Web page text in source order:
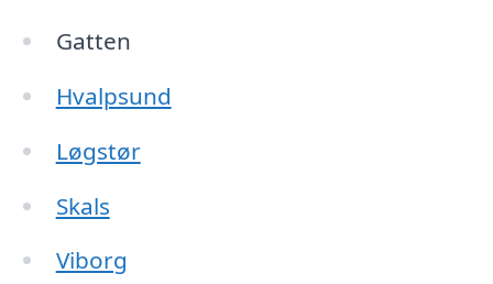
Gatten
Hvalpsund
Løgstør
Skals
Viborg